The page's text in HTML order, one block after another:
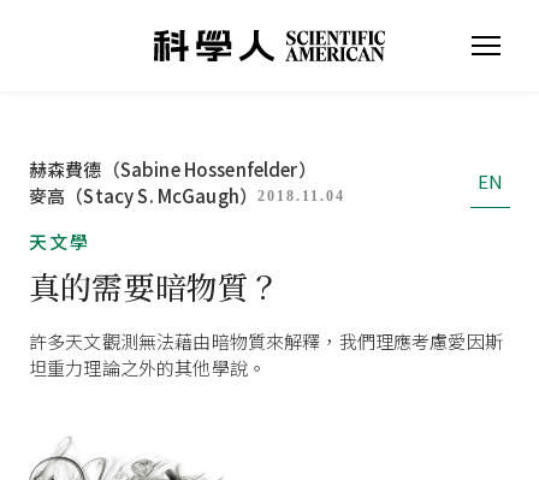
赫森費德（Sabine Hossenfelder）
麥高（Stacy S. McGaugh）2018.11.04
EN
天文學
真的需要暗物質？
許多天文觀測無法藉由暗物質來解釋，我們理應考慮愛因斯
坦重力理論之外的其他學說。